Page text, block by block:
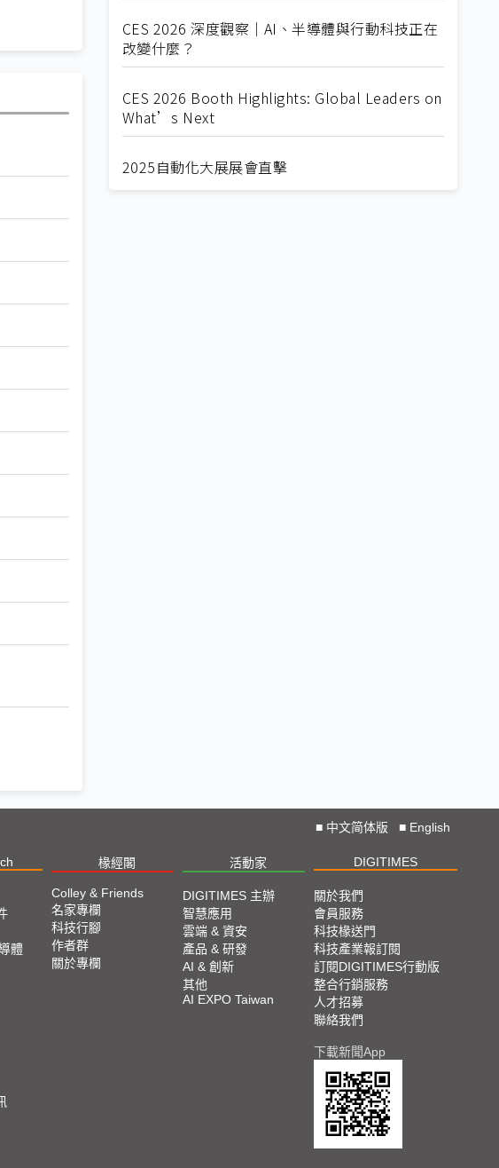
CES 2026 深度觀察｜AI、半導體與行動科技正在
改變什麼？
CES 2026 Booth Highlights: Global Leaders on
What’s Next
2025自動化大展展會直擊
2024 COMPUTEX TAIPEI 展會直擊
2023 TPCA Show Taipei 展會精選
2023 SEMICON TAIWAN展會精選
2023台北國際自動化工業大展展會精選
2023台北國際電腦展COMPUTEX TAIPEI 展會精
■ 中文简体版 ■ English
椽經閣 活動家 DIGITIMES
體
Colley & Friends
名家專欄
科技行腳
作者群
關於專欄
DIGITIMES 主辦
智慧應用
雲端 & 資安
產品 & 研發
AI & 創新
其他
AI EXPO Taiwan
關於我們
會員服務
科技椽送門
科技產業報訂閱
訂閱DIGITIMES行動版
整合行銷服務
人才招募
聯絡我們
下載新聞App